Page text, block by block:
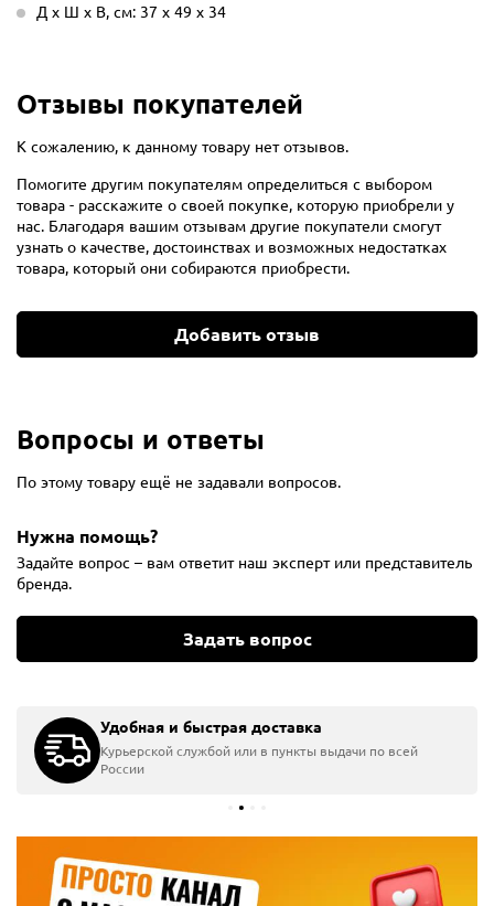
Д х Ш х В, см: 37 х 49 х 34
Отзывы покупателей
К сожалению, к данному товару нет отзывов.
Помогите другим покупателям определиться с выбором
товара - расскажите о своей покупке, которую приобрели у
нас. Благодаря вашим отзывам другие покупатели смогут
узнать о качестве, достоинствах и возможных недостатках
товара, который они собираются приобрести.
Добавить отзыв
Вопросы и ответы
По этому товару ещё не задавали вопросов.
Нужна помощь?
Задайте вопрос – вам ответит наш эксперт или представитель
бренда.
Задать вопрос
Удобная и быстрая доставка
Курьерской службой или в пункты выдачи по всей
России